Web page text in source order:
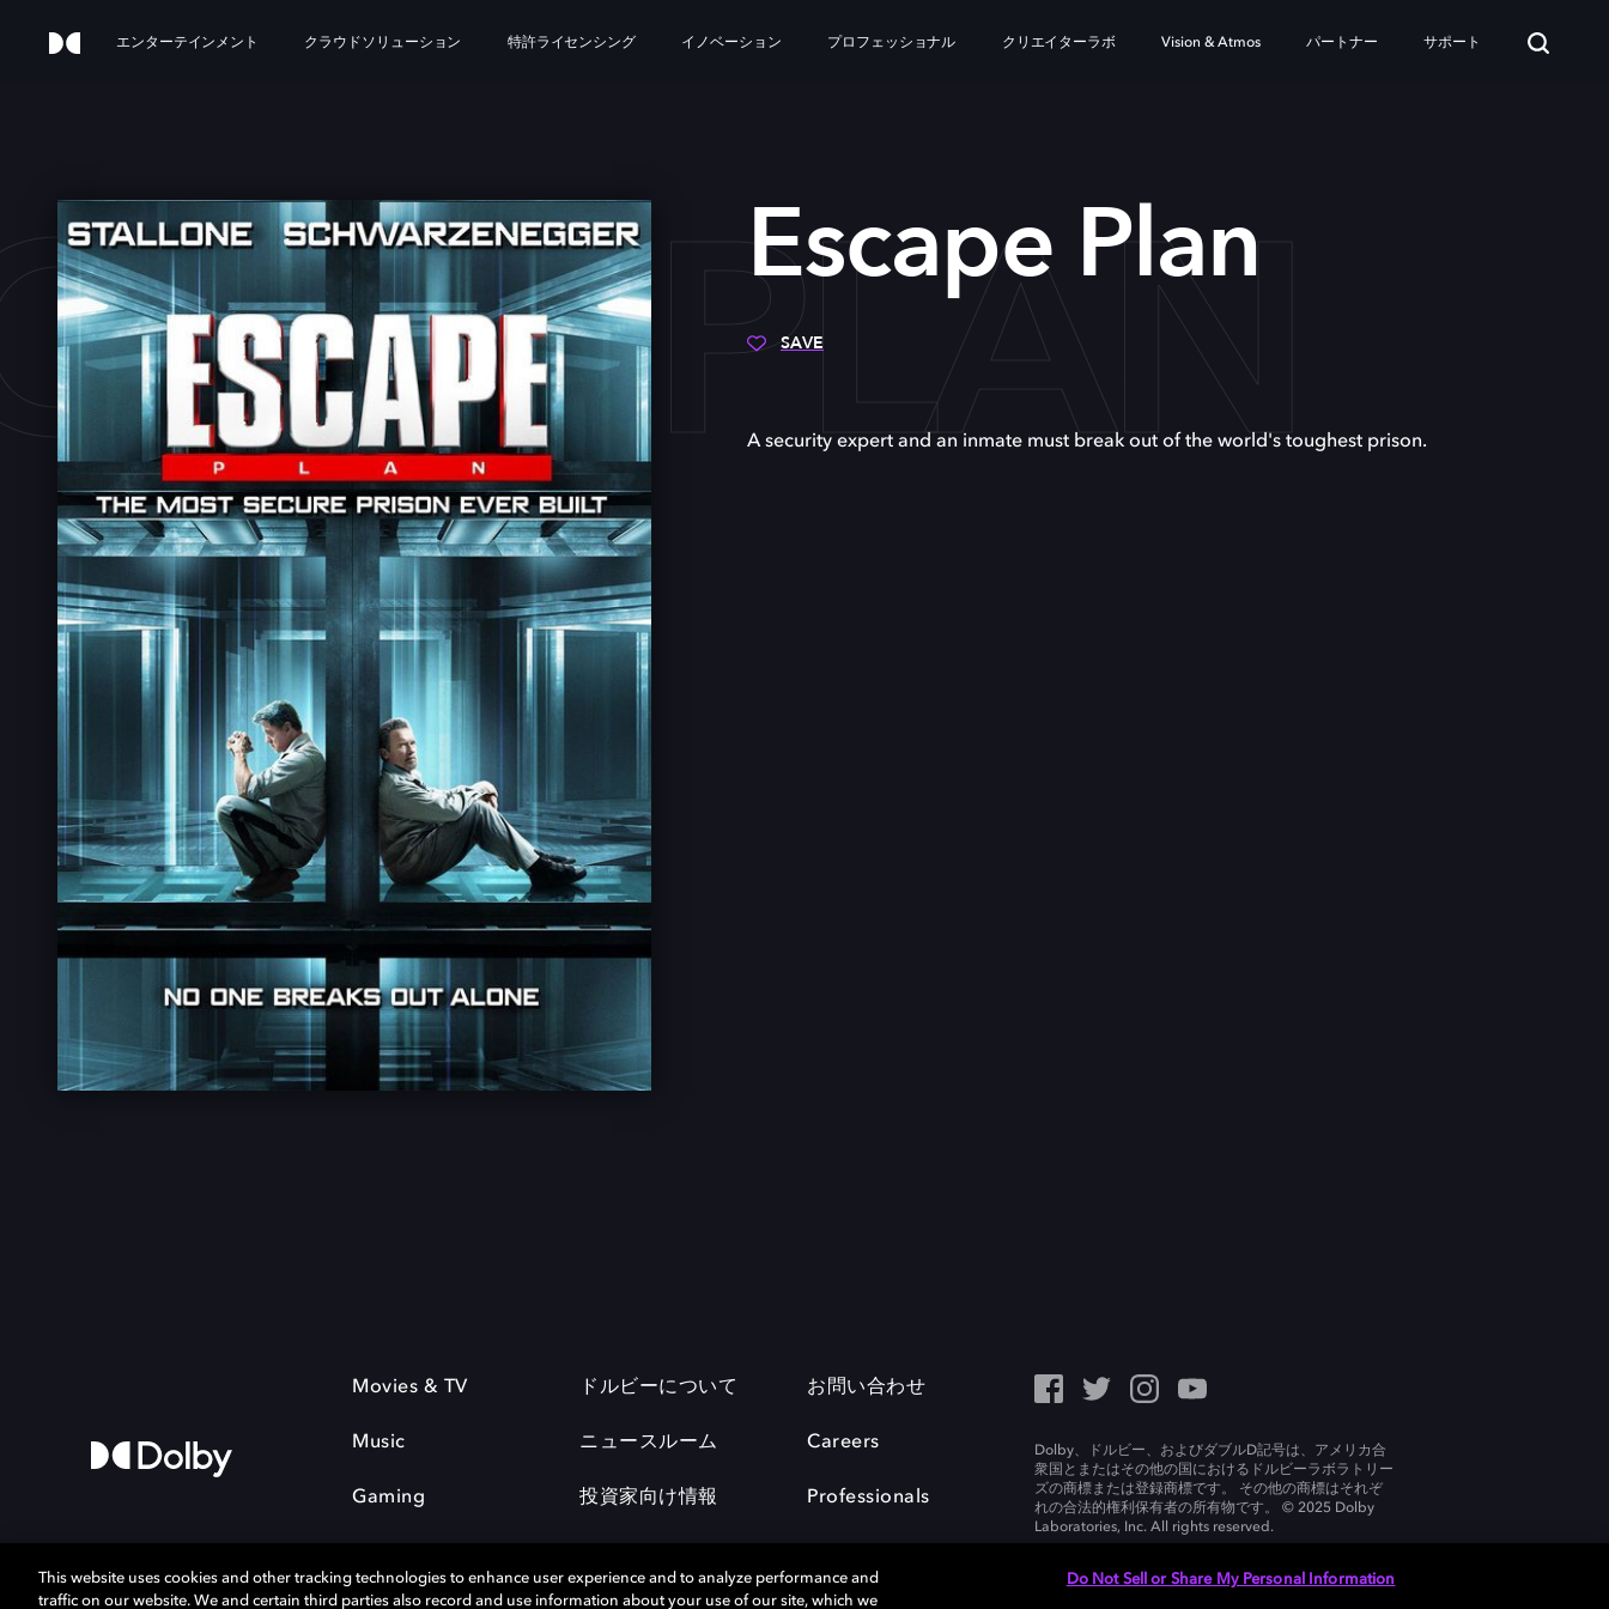
エンターテインメント クラウドソリューション 特許ライセンシング イノベーション プロフェッショナル クリエイターラボ Vision & Atmos パートナー サポート
PLAN
Escape Plan
SAVE
A security expert and an inmate must break out of the world's toughest prison.
Movies & TV
Music
Gaming
ドルビーについて
ニュースルーム
投資家向け情報
お問い合わせ
Careers
Professionals
Dolby、ドルビー、およびダブルD記号は、アメリカ合
衆国とまたはその他の国におけるドルビーラボラトリー
ズの商標または登録商標です。 その他の商標はそれぞ
れの合法的権利保有者の所有物です。 © 2025 Dolby
Laboratories, Inc. All rights reserved.
This website uses cookies and other tracking technologies to enhance user experience and to analyze performance and
traffic on our website. We and certain third parties also record and use information about your use of our site, which we
Do Not Sell or Share My Personal Information